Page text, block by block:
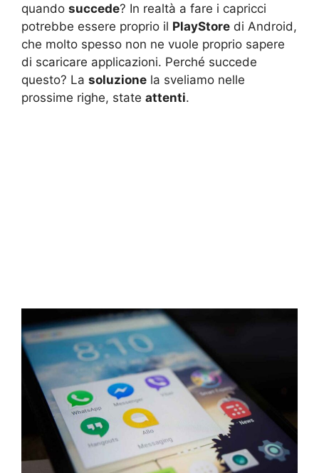
quando succede? In realtà a fare i capricci
potrebbe essere proprio il PlayStore di Android,
che molto spesso non ne vuole proprio sapere
di scaricare applicazioni. Perché succede
questo? La soluzione la sveliamo nelle
prossime righe, state attenti.